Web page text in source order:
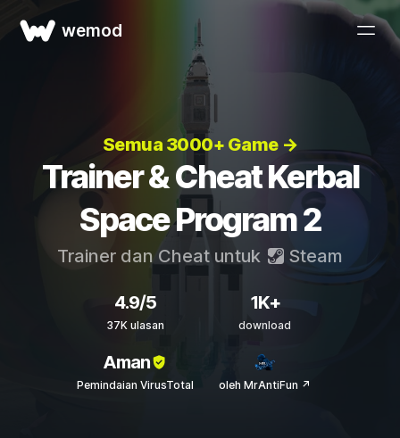
wemod
Semua 3000+ Game →
Trainer & Cheat Kerbal
Space Program 2
Trainer dan Cheat untuk Steam
4.9/5
37K ulasan
1K+
download
Aman
Pemindaian VirusTotal oleh MrAntiFun ↗